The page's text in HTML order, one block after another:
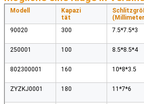
Modell
Kapazi
tät
90020
300 7.5*7.5*3
250001 100 8.5*8.5*4
802300001 160 10*8*3.5
ZYZKJ0001 180 11*7*6